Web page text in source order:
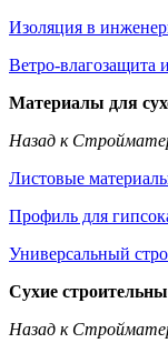
Изоляция в
Ветро-влагозащита
Материалы для
Назад к
Листовые
Профиль для
Универсальный
Сухие
Назад к